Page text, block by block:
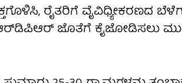
ರೈತರಿಗೆ ವೈವಿಧ್ಯೀಕರಣದ
ಜೊತೆಗೆ ಕೈಜೋಡಿಸಲು